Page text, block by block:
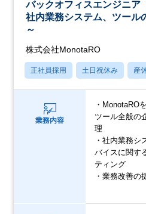
バックオフィスエンジニア
社内業務システム、ツール
～
株式会社MonotaRO
正社員採用 土日祝休み 産
業務内容
・MonotaRO
ツール全般の
理
・社内業務シ
バイスに関す
ティング
・業務改善の